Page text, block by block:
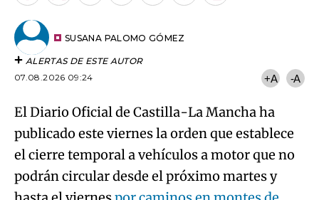
07.08.2026 09:24
El Diario Oficial de Castilla-La Mancha ha
publicado este viernes la orden que establece
el cierre temporal a vehículos a motor que no
podrán circular desde el próximo martes y
hasta el viernes por caminos en montes de
utilidad pública y accesos al medio natural de
la provincia de Cuenca y Guadalajara . Medida
de prevención ante la previsión de grandes